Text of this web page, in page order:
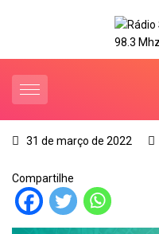
31 de março de 2022
Compartilhe